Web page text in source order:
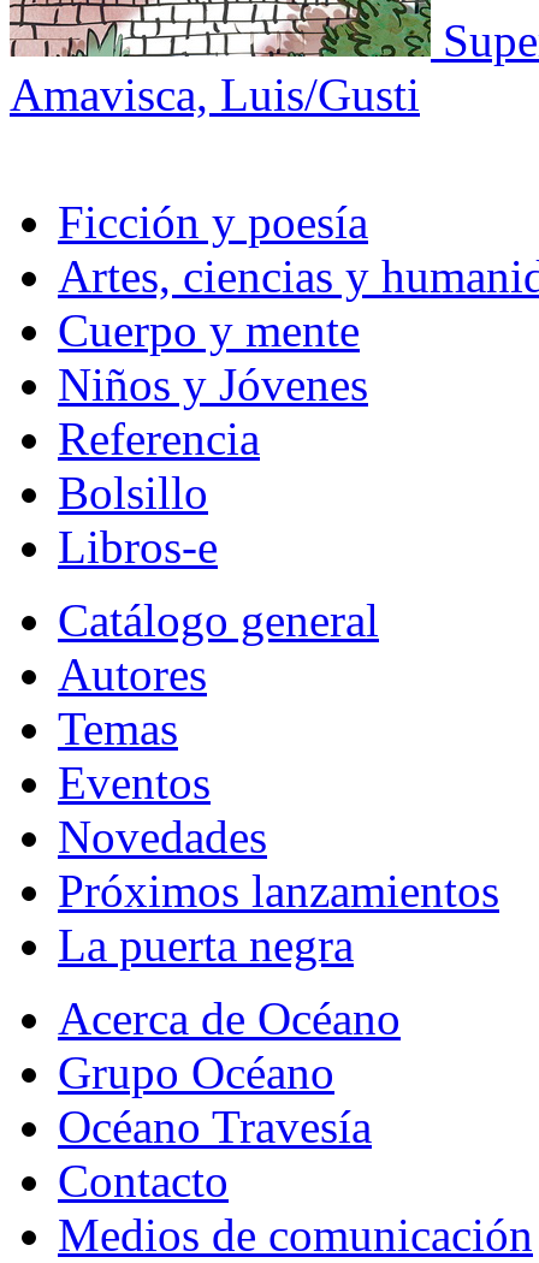
Amavisca, Luis/Gusti
Ficción y poesía
Artes, ciencias y
Cuerpo y mente
Niños y Jóvenes
Referencia
Bolsillo
Libros-e
Catálogo general
Autores
Temas
Eventos
Novedades
Próximos lanzamientos
La puerta negra
Acerca de Océano
Grupo Océano
Océano Travesía
Contacto
Medios de comunicación